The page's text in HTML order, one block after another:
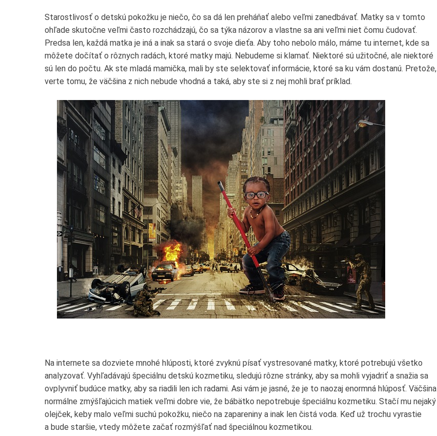
Starostlivosť o detskú pokožku je niečo, čo sa dá len preháňať alebo veľmi zanedbávať. Matky sa v tomto
ohľade skutočne veľmi často rozchádzajú, čo sa týka názorov a vlastne sa ani veľmi niet čomu čudovať.
Predsa len, každá matka je iná a inak sa stará o svoje dieťa. Aby toho nebolo málo, máme tu internet, kde sa
môžete dočítať o rôznych radách, ktoré matky majú. Nebudeme si klamať. Niektoré sú užitočné, ale niektoré
sú len do počtu. Ak ste mladá mamička, mali by ste selektovať informácie, ktoré sa ku vám dostanú. Pretože,
verte tomu, že väčšina z nich nebude vhodná a taká, aby ste si z nej mohli brať príklad.
Na internete sa dozviete mnohé hlúposti, ktoré zvyknú písať vystresované matky, ktoré potrebujú všetko
analyzovať. Vyhľadávajú špeciálnu detskú kozmetiku, sledujú rôzne stránky, aby sa mohli vyjadriť a snažia sa
ovplyvniť budúce matky, aby sa riadili len ich radami. Asi vám je jasné, že je to naozaj enormná hlúposť. Väčšina
normálne zmýšľajúcich matiek veľmi dobre vie, že bábätko nepotrebuje špeciálnu kozmetiku. Stačí mu nejaký
olejček, keby malo veľmi suchú pokožku, niečo na zapareniny a inak len čistá voda. Keď už trochu vyrastie
a bude staršie, vtedy môžete začať rozmýšľať nad špeciálnou kozmetikou.